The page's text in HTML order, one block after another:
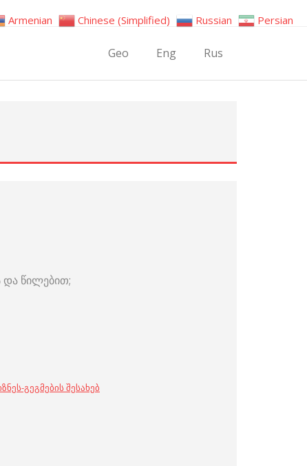
Geo Eng Rus
და წილებით;
გეგმების შესახებ
Armenian Chinese (Simplified) Russian Persian